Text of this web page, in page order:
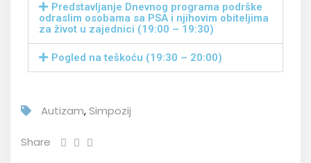
Predstavljanje Dnevnog programa podrške
odraslim osobama sa PSA i njihovim obiteljima
za život u zajednici (19:00 – 19:30)
Pogled na teškoću (19:30 – 20:00)
Autizam,Simpozij
Share